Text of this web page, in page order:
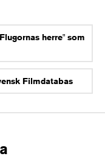
herre" som
Filmdatabas